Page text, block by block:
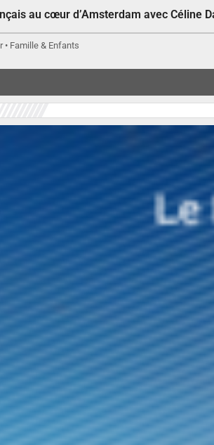
au cœur d’Amsterdam avec Céline
• Famille & Enfants